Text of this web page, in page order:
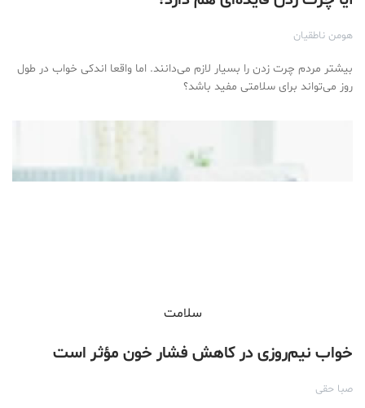
هومن ناطقیان
بیشتر مردم چرت زدن را بسیار لازم می‌دانند. اما واقعا اندکی خواب در طول
روز می‌تواند برای سلامتی مفید باشد؟
سلامت
خواب نیم‌روزی در کاهش فشار خون مؤثر است
صبا حقی